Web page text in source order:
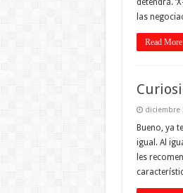
detendrá.
las
Read
diciembre
Bueno, ya
igual. Al
les